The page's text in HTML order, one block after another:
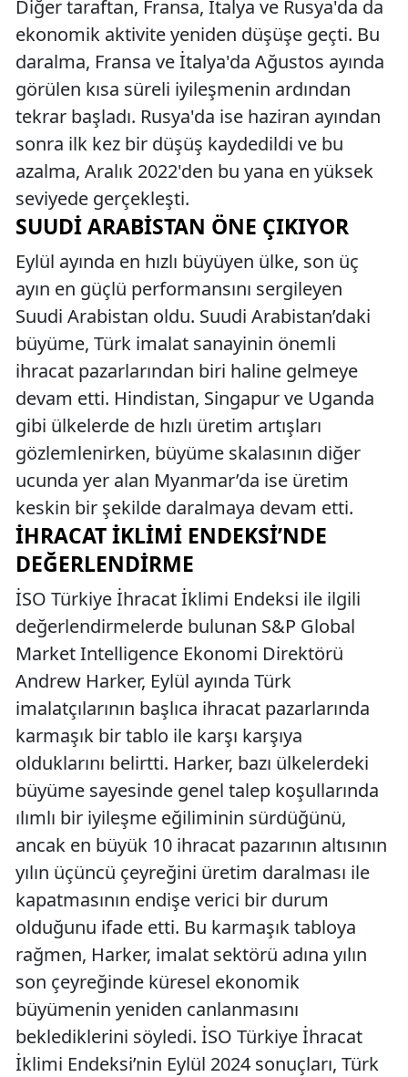
Diğer taraftan, Fransa, İtalya ve Rusya'da da
ekonomik aktivite yeniden düşüşe geçti. Bu
daralma, Fransa ve İtalya'da Ağustos ayında
görülen kısa süreli iyileşmenin ardından
tekrar başladı. Rusya'da ise haziran ayından
sonra ilk kez bir düşüş kaydedildi ve bu
azalma, Aralık 2022'den bu yana en yüksek
seviyede gerçekleşti.
SUUDI ARABISTAN ÖNE ÇIKIYOR
Eylül ayında en hızlı büyüyen ülke, son üç
ayın en güçlü performansını sergileyen
Suudi Arabistan oldu. Suudi Arabistan’daki
büyüme, Türk imalat sanayinin önemli
ihracat pazarlarından biri haline gelmeye
devam etti. Hindistan, Singapur ve Uganda
gibi ülkelerde de hızlı üretim artışları
gözlemlenirken, büyüme skalasının diğer
ucunda yer alan Myanmar’da ise üretim
keskin bir şekilde daralmaya devam etti.
İHRACAT İKLIMI ENDEKSI’NDE
DEĞERLENDIRME
İSO Türkiye İhracat İklimi Endeksi ile ilgili
değerlendirmelerde bulunan S&P Global
Market Intelligence Ekonomi Direktörü
Andrew Harker, Eylül ayında Türk
imalatçılarının başlıca ihracat pazarlarında
karmaşık bir tablo ile karşı karşıya
olduklarını belirtti. Harker, bazı ülkelerdeki
büyüme sayesinde genel talep koşullarında
ılımlı bir iyileşme eğiliminin sürdüğünü,
ancak en büyük 10 ihracat pazarının altısının
yılın üçüncü çeyreğini üretim daralması ile
kapatmasının endişe verici bir durum
olduğunu ifade etti. Bu karmaşık tabloya
rağmen, Harker, imalat sektörü adına yılın
son çeyreğinde küresel ekonomik
büyümenin yeniden canlanmasını
beklediklerini söyledi. İSO Türkiye İhracat
İklimi Endeksi’nin Eylül 2024 sonuçları, Türk